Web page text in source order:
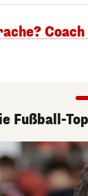
Fußball-